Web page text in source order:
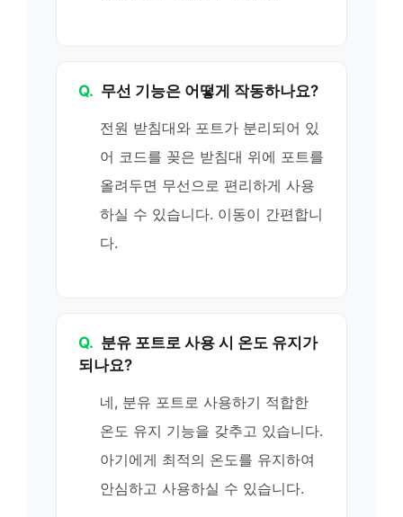
Q. 무선 기능은 어떻게 작동하나요?
전원 받침대와 포트가 분리되어 있
어 코드를 꽂은 받침대 위에 포트를
올려두면 무선으로 편리하게 사용
하실 수 있습니다. 이동이 간편합니
다.
Q. 분유 포트로 사용 시 온도 유지가
되나요?
네, 분유 포트로 사용하기 적합한
온도 유지 기능을 갖추고 있습니다.
아기에게 최적의 온도를 유지하여
안심하고 사용하실 수 있습니다.